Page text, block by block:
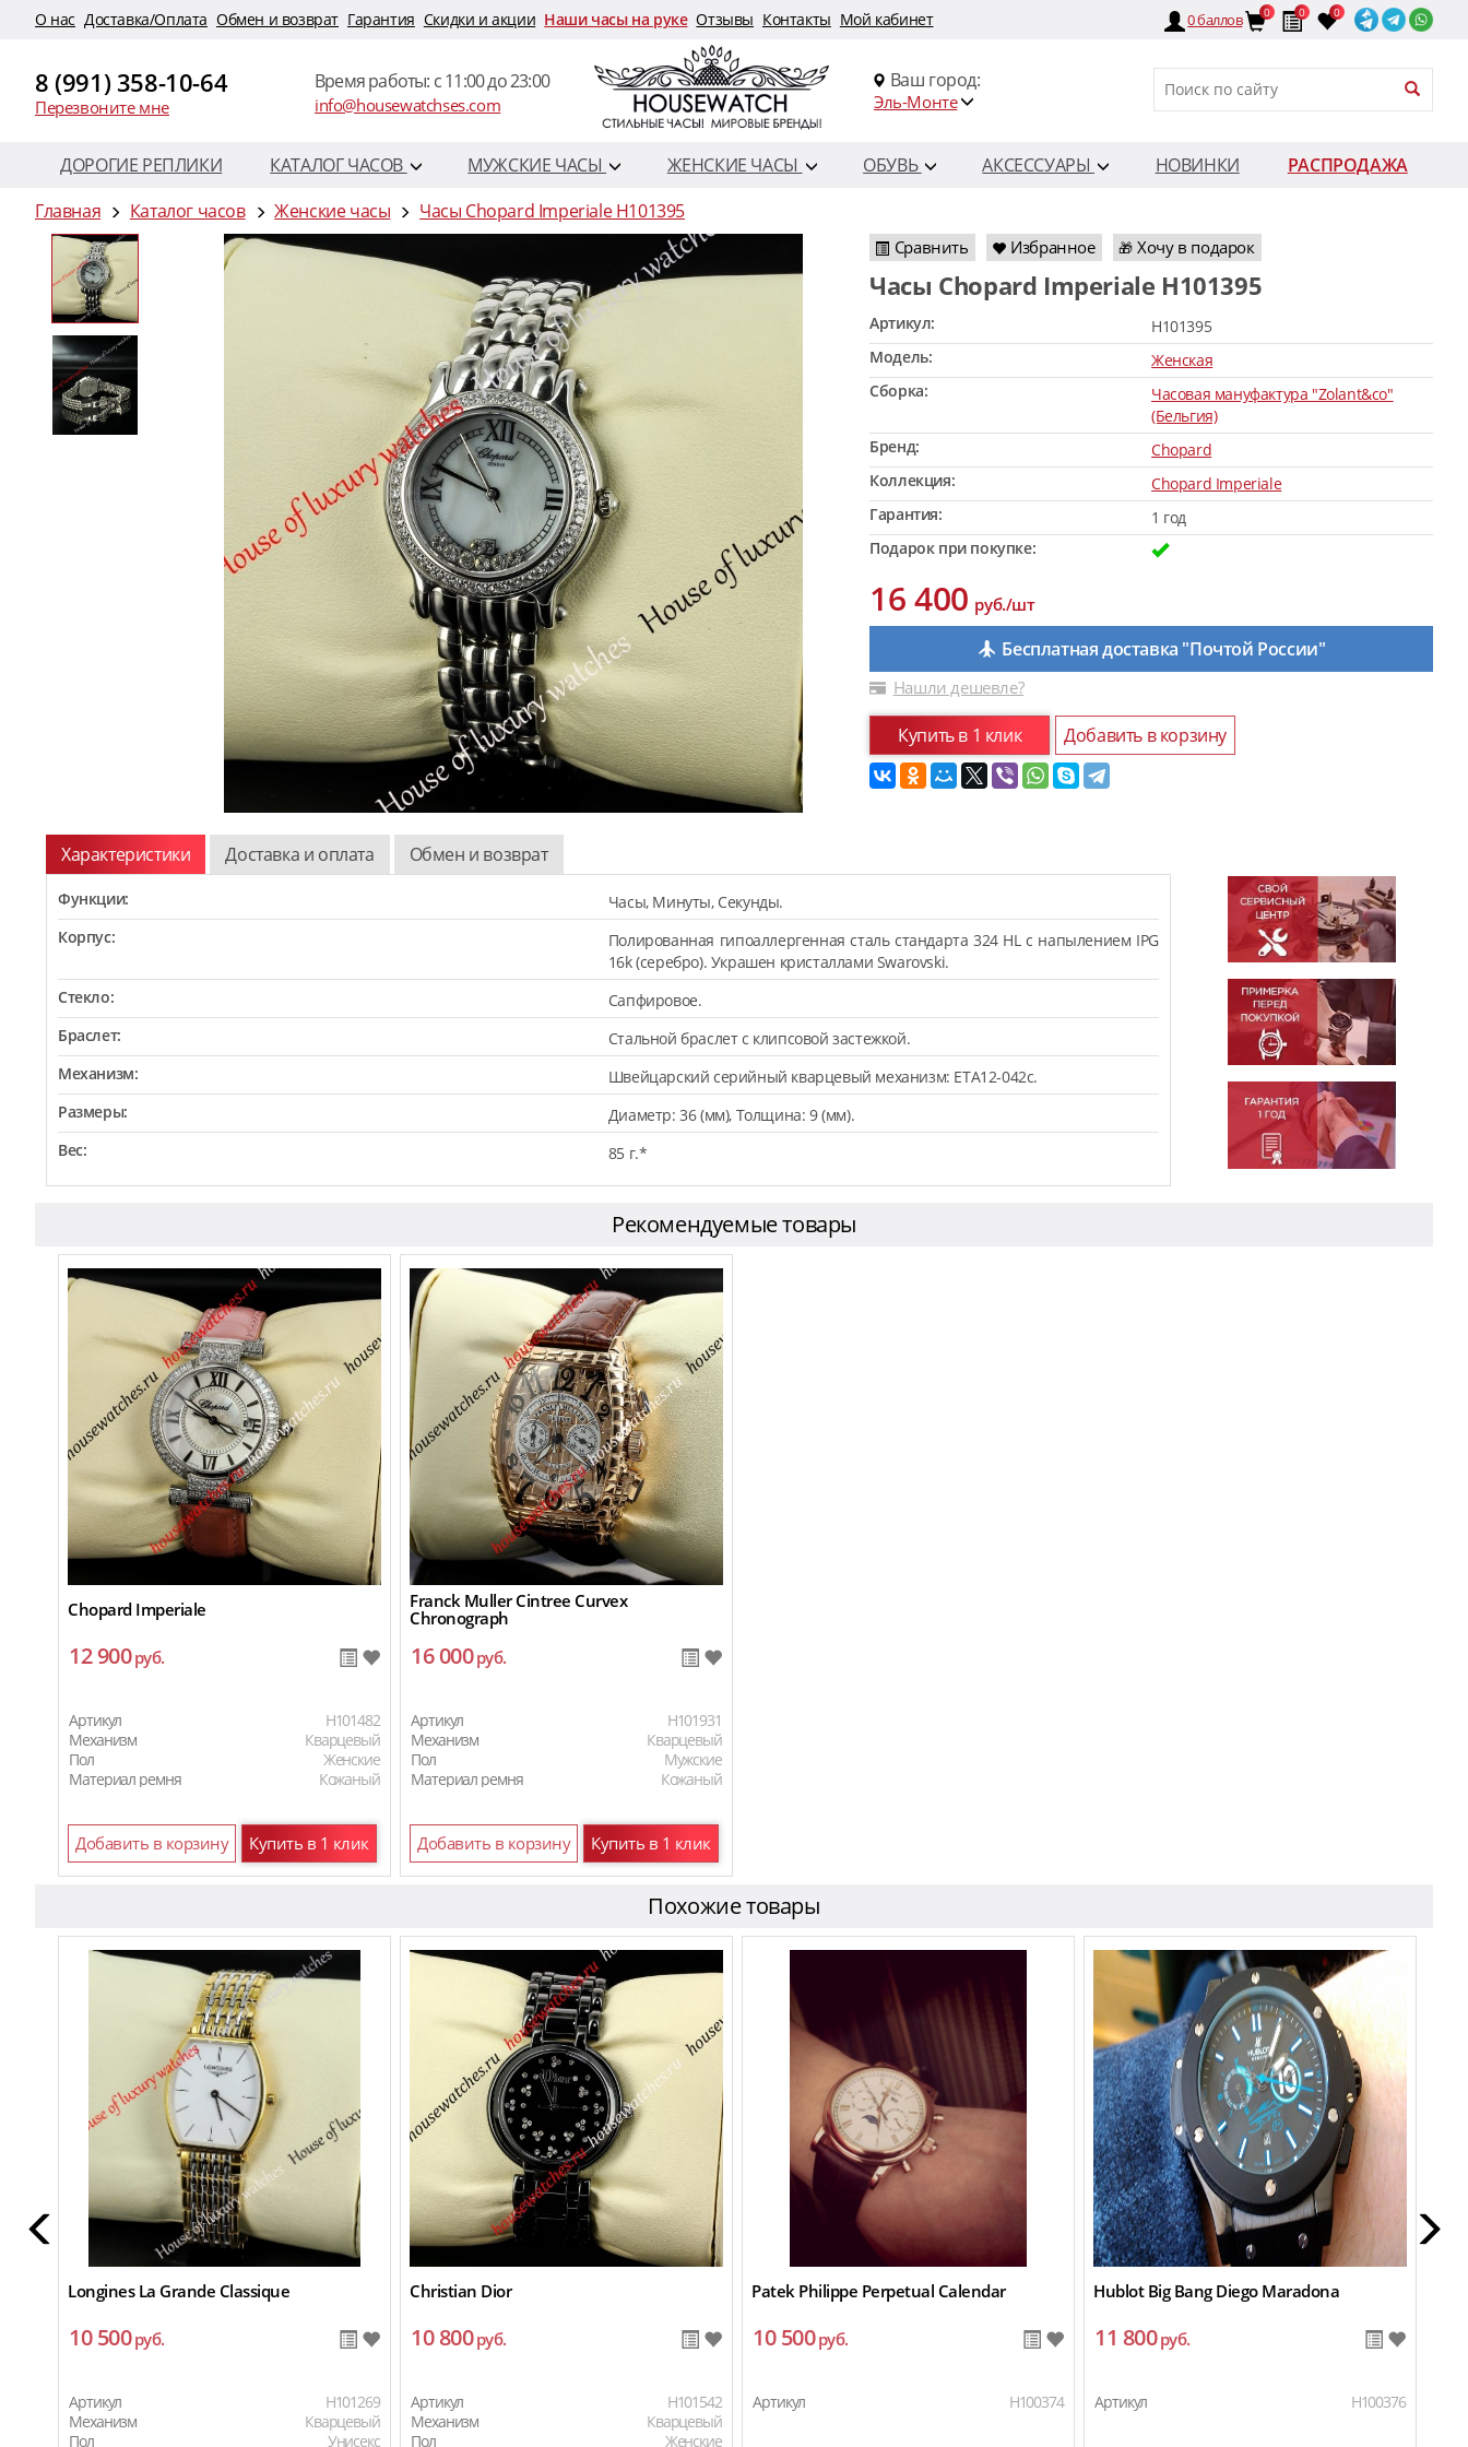
O нас Доставка/Оплата Обмен и возврат Гарантия Скидки и акции Наши часы на руке Отзывы Контакты Мой кабинет 0баллов 0 0 0
8 (991) 358-10-64
Перезвоните мне
Время работы: c 11:00 до 23:00
info@housewatchses.com
Ваш город:
Эль-Монте
ДОРОГИЕ РЕПЛИКИ КАТАЛОГ ЧАСОВ МУЖСКИЕ ЧАСЫ ЖЕНСКИЕ ЧАСЫ ОБУВЬ АКСЕССУАРЫ НОВИНКИ
РАСПРОДАЖА
Главная
Каталог часов Женские часы Часы Chopard Imperiale H101395
Сравнить Избранное 🎁 Хочу в подарок
Часы Chopard Imperiale H101395
Артикул:
H101395
Модель:
Женская
Сборка:
Часовая мануфактура "Zolant&co"
(Бельгия)
Бренд:
Chopard
Коллекция:
Chopard Imperiale
Гарантия:
1 год
Подарок при покупке:
16 400руб./шт
Бесплатная доставка "Почтой России"
Нашли дешевле?
Купить в 1 клик Добавить в корзину
Характеристики Доставка и оплата Обмен и возврат
Функции:
Часы, Минуты, Секунды.
Корпус:
Полированная гипоаллергенная сталь стандарта 324 HL с напылением IPG
16k (серебро). Украшен кристаллами Swarovski.
Стекло:
Сапфировое.
Браслет:
Стальной браслет с клипсовой застежкой.
Механизм:
Швейцарский серийный кварцевый механизм: ETA12-042c.
Размеры:
Диаметр: 36 (мм), Толщина: 9 (мм).
Вес:
85 г.*
Рекомендуемые товары
Chopard Imperiale
12 900руб.
Артикул
H101482
Механизм
Кварцевый
Пол
Женские
Материал ремня
Кожаный
Добавить в корзину Купить в 1 клик
Franck Muller Cintree Curvex
Chronograph
16 000руб.
Артикул
H101931
Механизм
Кварцевый
Пол
Мужские
Материал ремня
Кожаный
Добавить в корзину Купить в 1 клик
Похожие товары
Longines La Grande Classique
10 500руб.
Артикул
H101269
Механизм
Кварцевый
Пол
Унисекс
Christian Dior
10 800руб.
Артикул
H101542
Механизм
Кварцевый
Пол
Женские
Patek Philippe Perpetual Calendar
10 500руб.
Артикул H100374
Hublot Big Bang Diego Maradona
11 800руб.
Артикул H100376